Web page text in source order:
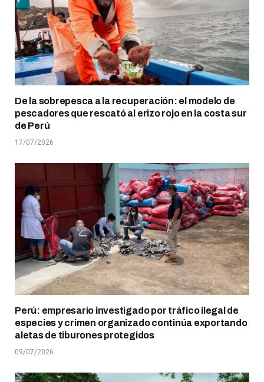
De la sobrepesca a la recuperación: el modelo de
pescadores que rescató al erizo rojo en la costa sur
de Perú
17/07/2026
Perú: empresario investigado por tráfico ilegal de
especies y crimen organizado continúa exportando
aletas de tiburones protegidos
09/07/2026